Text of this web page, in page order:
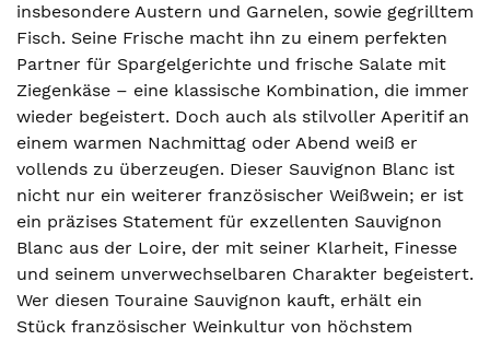
insbesondere Austern und Garnelen, sowie gegrilltem
Fisch. Seine Frische macht ihn zu einem perfekten
Partner für Spargelgerichte und frische Salate mit
Ziegenkäse – eine klassische Kombination, die immer
wieder begeistert. Doch auch als stilvoller Aperitif an
einem warmen Nachmittag oder Abend weiß er
vollends zu überzeugen. Dieser Sauvignon Blanc ist
nicht nur ein weiterer französischer Weißwein; er ist
ein präzises Statement für exzellenten Sauvignon
Blanc aus der Loire, der mit seiner Klarheit, Finesse
und seinem unverwechselbaren Charakter begeistert.
Wer diesen Touraine Sauvignon kauft, erhält ein
Stück französischer Weinkultur von höchstem